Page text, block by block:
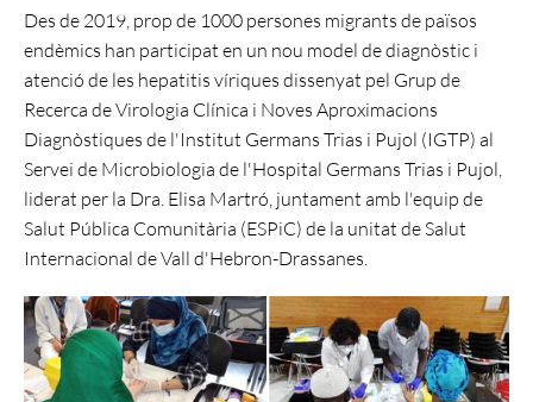
Des de 2019, prop de 1000 persones migrants de països
endèmics han participat en un nou model de diagnòstic i
atenció de les hepatitis víriques dissenyat pel Grup de
Recerca de Virologia Clínica i Noves Aproximacions
Diagnòstiques de l'Institut Germans Trias i Pujol (IGTP) al
Servei de Microbiologia de l'Hospital Germans Trias i Pujol,
liderat per la Dra. Elisa Martró, juntament amb l'equip de
Salut Pública Comunitària (ESPiC) de la unitat de Salut
Internacional de Vall d'Hebron-Drassanes.